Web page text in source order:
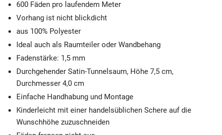
600 Fäden pro laufendem Meter
Vorhang ist nicht blickdicht
aus 100% Polyester
Ideal auch als Raumteiler oder Wandbehang
Fadenstärke: 1,5 mm
Durchgehender Satin-Tunnel saum, Höhe 7,5 cm,
Durchmesser 4,0 cm
Einfache Handhabung und Montage
Kinderleicht mit einer handel süblichen Schere auf die
Wunschhöhe zuzuschneiden